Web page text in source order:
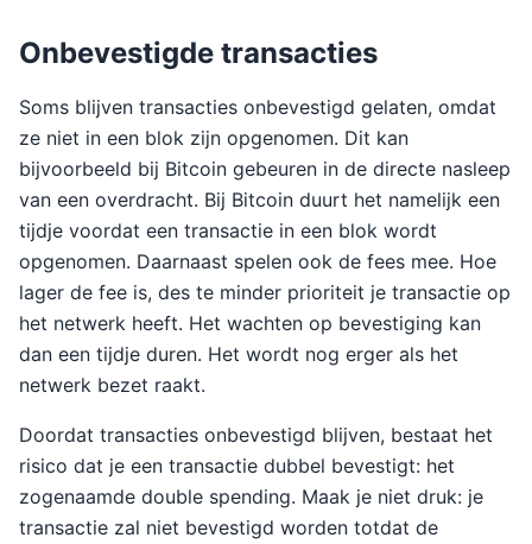
Onbevestigde transacties
Soms blijven transacties onbevestigd gelaten, omdat
ze niet in een blok zijn opgenomen. Dit kan
bijvoorbeeld bij Bitcoin gebeuren in de directe nasleep
van een overdracht. Bij Bitcoin duurt het namelijk een
tijdje voordat een transactie in een blok wordt
opgenomen. Daarnaast spelen ook de fees mee. Hoe
lager de fee is, des te minder prioriteit je transactie op
het netwerk heeft. Het wachten op bevestiging kan
dan een tijdje duren. Het wordt nog erger als het
netwerk bezet raakt.
Doordat transacties onbevestigd blijven, bestaat het
risico dat je een transactie dubbel bevestigt: het
zogenaamde double spending. Maak je niet druk: je
transactie zal niet bevestigd worden totdat de